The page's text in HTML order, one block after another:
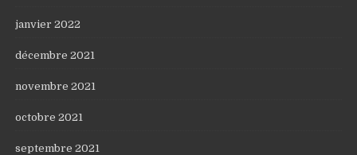
janvier 2022
décembre 2021
novembre 2021
octobre 2021
septembre 2021